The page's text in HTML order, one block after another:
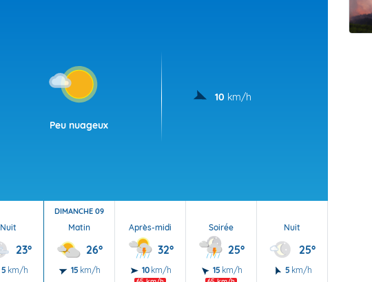
Peu nuageux
10 km/h
Nuit
23°
5 km/h
DIMANCHE 09
Matin
26°
15 km/h
Après-midi
32°
10 km/h
Soirée
25°
15 km/h
Nuit
25°
5 km/h